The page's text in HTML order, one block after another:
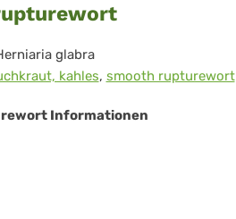
glabra
kahles, smooth rupturewort
Informationen